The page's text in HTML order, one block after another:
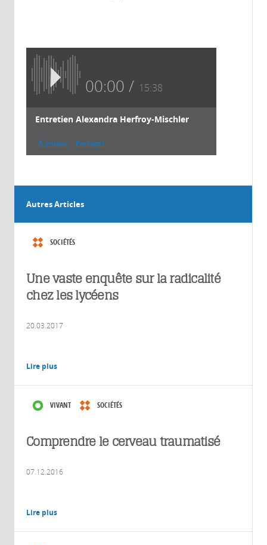
00:00 15:38
Entretien Alexandra Herfroy-Mischler
À propos Partager
201716'
Herfroy-
Mischler,
international)
Advancement
Autres Articles
SOCIÉTÉS
Une vaste enquête sur la radicalité
chez les lycéens
20.03.2017
Lire plus
VIVANT SOCIÉTÉS
Comprendre le cerveau traumatisé
07.12.2016
Lire plus